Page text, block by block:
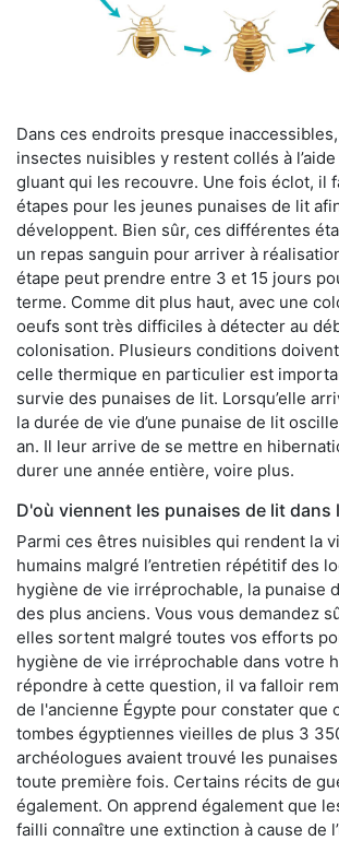
Dans ces endroits presque
insectes nuisibles y restent collés à l’aide
gluant qui les recouvre. Une fois éclot, il
étapes pour les jeunes punaises de lit
développent. Bien sûr, ces différentes
un repas sanguin pour arriver à
étape peut prendre entre 3 et 15 jours
terme. Comme dit plus haut, avec une
oeufs sont très difficiles à détecter au
colonisation. Plusieurs conditions
celle thermique en particulier est
survie des punaises de lit. Lorsqu’elle
la durée de vie d’une punaise de lit
an. Il leur arrive de se mettre en
durer une année entière, voire plus.
D'où viennent les punaises de lit dans
Parmi ces êtres nuisibles qui rendent la
humains malgré l’entretien répétitif des
hygiène de vie irréprochable, la punaise
des plus anciens. Vous vous demandez
elles sortent malgré toutes vos efforts
hygiène de vie irréprochable dans votre
répondre à cette question, il va falloir
de l'ancienne Égypte pour constater que
tombes égyptiennes vieilles de plus 3
archéologues avaient trouvé les
toute première fois. Certains récits de
également. On apprend également que
failli connaître une extinction à cause de